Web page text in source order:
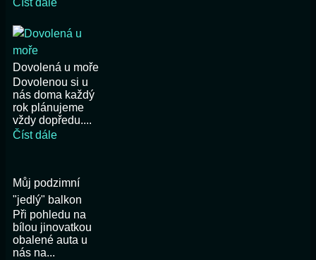
Dovolená u moře
Dovolenou si u
nás doma každý
rok plánujeme
vždy dopředu....
Číst dále
Můj podzimní
"jedlý" balkon
Při pohledu na
bílou jinovatkou
obalené auta u
nás na...